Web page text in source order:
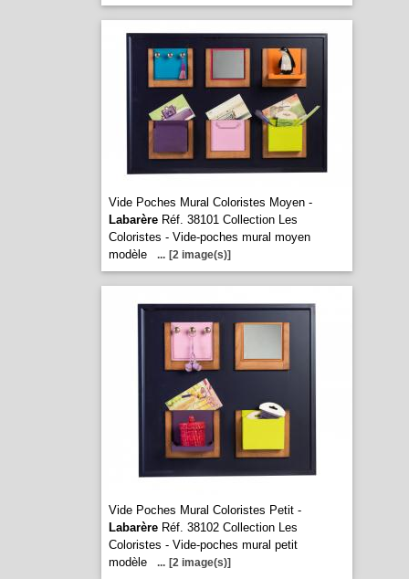
Vide Poches Mural Coloristes Moyen -
LabarèreRéf. 38101 Collection Les
Coloristes - Vide-poches mural moyen
modèle
... [2 image(s)]
Vide Poches Mural Coloristes Petit -
LabarèreRéf. 38102 Collection Les
Coloristes - Vide-poches mural petit
modèle
... [2 image(s)]